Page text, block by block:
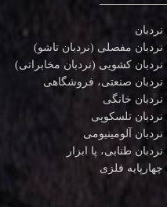
نردبان
نردبان مفصلی (نردبان تاشو)
نردبان کشویی (نردبان مخابراتی)
نردبان صنعتی، فروشگاهی
نردبان خانگی
نردبان تلسکوپی
نردبان آلومینیومی
نردبان طنابی، پا ابزار
چهارپایه فلزی